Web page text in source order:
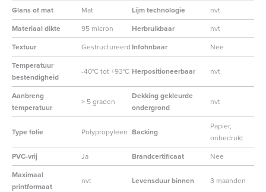
Glans of mat
Mat Lijm technologie
nvt
Materiaal dikte
95 micron Herbruikbaar
nvt
Textuur
GestructureerdInfohnbaar
Nee
Temperatuur
bestendigheid
-40°C tot +93°C Herpositioneerbaar nvt
Aanbreng
temperatuur
> 5 graden
Dekking gekleurde
ondergrond
nvt
Type folie Polypropyleen Backing
Papier,
onbedrukt
PVC-vrij
Ja Brandcertificaat
Nee
Maximaal
printformaat
nvt Levensduur binnen 3 maanden